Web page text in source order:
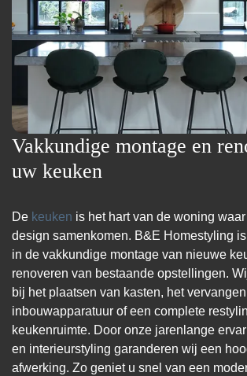
Vakkundige montage en
uw keuken
De keuken is het hart van de woning
design samenkomen. B&E Homestyling
in de vakkundige montage van nieuwe
renoveren van bestaande opstellingen.
bij het plaatsen van kasten, het
inbouwapparatuur of een complete
keukenruimte. Door onze jarenlange
en interieurstyling garanderen wij een
afwerking. Zo geniet u snel van een